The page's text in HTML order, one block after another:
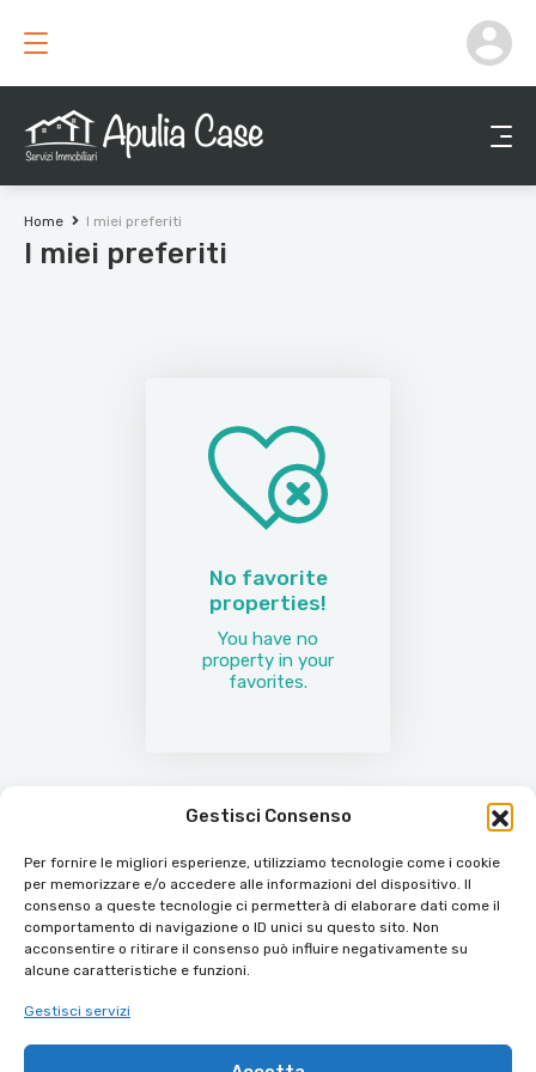
Gestisci Consenso
Per fornire le migliori esperienze, utilizziamo tecnologie come i cookie
per memorizzare e/o accedere alle informazioni del dispositivo. Il
consenso a queste tecnologie ci permetterà di elaborare dati come il
comportamento di navigazione o ID unici su questo sito. Non
acconsentire o ritirare il consenso può influire negativamente su
alcune caratteristiche e funzioni.
Gestisci servizi
Home I miei preferiti
I miei preferiti
No favorite
properties!
You have no
property in your
favorites.